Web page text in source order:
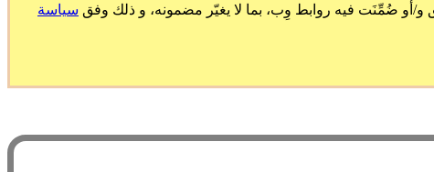
ضُمِّنَت فيه روابط وِب، بما لا يغيّر مضمونه، و ذلك وفق سياسة